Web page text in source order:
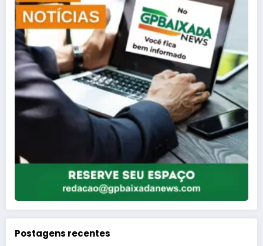
Postagens recentes